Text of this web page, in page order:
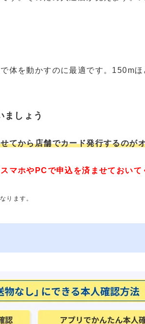
体を動かすのに最適です。150m
ましょう
てから店舗でカード発行するのが
マホやPCで申込を済ませておいて
ります。